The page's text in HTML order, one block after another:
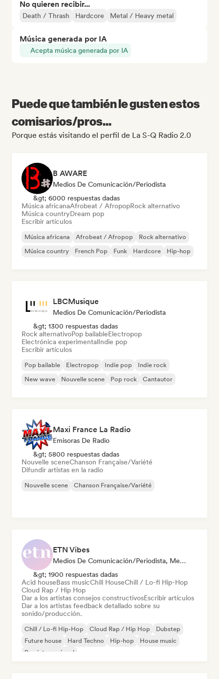
No quieren recibir...
Death / Thrash Hardcore Metal / Heavy metal
Música generada por IA
Acepta música generada por IA
Puede que también le gusten estos
comisarios/pros...
Porque estás visitando el perfil de La S-Q Radio 2.0
B AWARE
Medios De Comunicación/Periodista
&gt; 6000 respuestas dadas
Música africanaAfrobeat / AfropopRock alternativo
Música countryDream pop
Escribir artículos
Música africana Afrobeat / Afropop
Rock alternativo
Música country
French Pop Funk Hardcore Hip-hop
LBCMusique
Medios De Comunicación/Periodista
&gt; 1300 respuestas dadas
Rock alternativoPop bailableElectropop
Electrónica experimentalIndie pop
Escribir artículos
Pop bailable Electropop Indie pop
Indie rock
New wave
Nouvelle scene Pop rock Cantautor
Maxi France La Radio
Emisoras De Radio
&gt; 5800 respuestas dadas
Nouvelle sceneChanson Française/Variété
Difundir artistas en la radio
Nouvelle scene Chanson Française/Variété
ETN Vibes
Medios De Comunicación/Periodista, Mentor, Experto En Sonido
&gt; 1900 respuestas dadas
Acid houseBass musicChill HouseChill / Lo-fi Hip-Hop
Cloud Rap / Hip Hop
Dar a los artistas consejos constructivosEscribir artículos
Dar a los artistas feedback detallado sobre su
sonido/producción.
Chill / Lo-fi Hip-Hop Cloud Rap / Hip Hop
Dubstep
Future house
Hard Techno Hip-hop
House music
Rap internacional